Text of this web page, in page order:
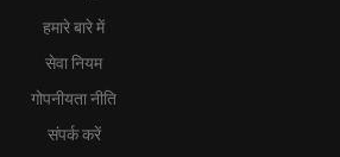
हमारे बारे में
सेवा नियम
गोपनीयता नीति
संपर्क करें